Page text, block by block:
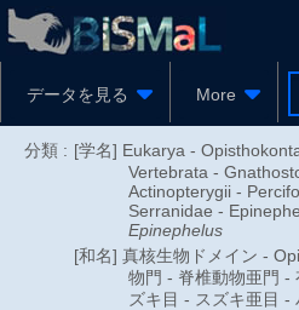
データを見る More
分類 : [学名] Eukarya -
Vertebrata -
Actinopterygii -
Serranidae -
Epinephelus
[和名] 真核生物ドメイン -
物門 - 脊椎動物亜門 -
ズキ目 - スズキ亜目 -